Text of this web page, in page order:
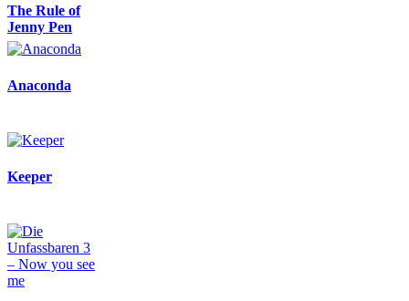
The Rule of
Jenny Pen
Anaconda
Keeper